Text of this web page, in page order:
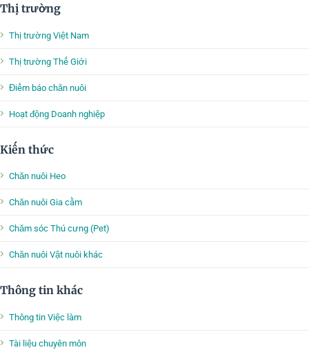
Thị trường
Thị trường Việt Nam
Thị trường Thế Giới
Điểm báo chăn nuôi
Hoạt động Doanh nghiệp
Kiến thức
Chăn nuôi Heo
Chăn nuôi Gia cầm
Chăm sóc Thú cưng (Pet)
Chăn nuôi Vật nuôi khác
Thông tin khác
Thông tin Việc làm
Tài liệu chuyên môn